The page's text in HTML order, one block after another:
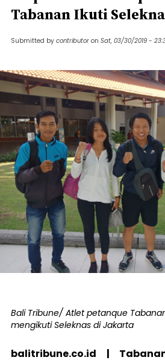
Tabanan Ikuti
Submitted by contributor on Sat, 03/30/2019 -
Bali Tribune/ Atlet petanque
mengikuti Seleknas di Jakarta
balitribune.co.id |